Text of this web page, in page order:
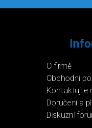
O firmě
Obchodní
Kontaktujte
Doručení a
Diskuzní